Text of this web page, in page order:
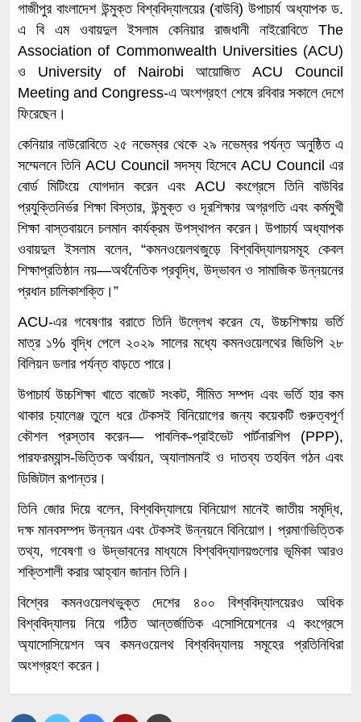
গাজীপুর বাংলাদেশ উন্মুক্ত বিশ্ববিদ্যালয়ের (বাউবি) উপাচার্য অধ্যাপক ড.
এ বি এম ওবায়দুল ইসলাম কেনিয়ার রাজধানী নাইরোবিতে The
Association of Commonwealth Universities (ACU)
ও University of Nairobi আয়োজিত ACU Council
Meeting and Congress-এ অংশগ্রহণ শেষে রবিবার সকালে দেশে
ফিরেছেন।
কেনিয়ার নাউরোবিতে ২৫ নভেম্বর থেকে ২৯ নভেম্বর পর্যন্ত অনুষ্ঠিত এ
সম্মেলনে তিনি ACU Council সদস্য হিসেবে ACU Council এর
বোর্ড মিটিংয়ে যোগদান করেন এবং ACU কংগ্রেসে তিনি বাউবির
প্রযুক্তিনির্ভর শিক্ষা বিস্তার, উন্মুক্ত ও দূরশিক্ষার অগ্রগতি এবং কর্মমুখী
শিক্ষা বাস্তবায়নে চলমান কার্যক্রম উপস্থাপন করেন। উপাচার্য অধ্যাপক
ওবায়দুল ইসলাম বলেন, “কমনওয়েলথজুড়ে বিশ্ববিদ্যালয়সমূহ কেবল
শিক্ষাপ্রতিষ্ঠান নয়—অর্থনৈতিক প্রবৃদ্ধি, উদ্ভাবন ও সামাজিক উন্নয়নের
প্রধান চালিকাশক্তি।”
ACU-এর গবেষণার বরাতে তিনি উল্লেখ করেন যে, উচ্চশিক্ষায় ভর্তি
মাত্র ১% বৃদ্ধি পেলে ২০২৯ সালের মধ্যে কমনওয়েলথের জিডিপি ২৮
বিলিয়ন ডলার পর্যন্ত বাড়তে পারে।
উপাচার্য উচ্চশিক্ষা খাতে বাজেট সংকট, সীমিত সম্পদ এবং ভর্তি হার কম
থাকার চ্যালেঞ্জ তুলে ধরে টেকসই বিনিয়োগের জন্য কয়েকটি গুরুত্বপূর্ণ
কৌশল প্রস্তাব করেন— পাবলিক-প্রাইভেট পার্টনারশিপ (PPP),
পারফরম্যান্স-ভিত্তিক অর্থায়ন, অ্যালামনাই ও দাতব্য তহবিল গঠন এবং
ডিজিটাল রূপান্তর।
তিনি জোর দিয়ে বলেন, বিশ্ববিদ্যালয়ে বিনিয়োগ মানেই জাতীয় সমৃদ্ধি,
দক্ষ মানবসম্পদ উন্নয়ন এবং টেকসই উন্নয়নে বিনিয়োগ। প্রমাণভিত্তিক
তথ্য, গবেষণা ও উদ্ভাবনের মাধ্যমে বিশ্ববিদ্যালয়গুলোর ভূমিকা আরও
শক্তিশালী করার আহ্বান জানান তিনি।
বিশ্বের কমনওয়েলথভুক্ত দেশের ৪০০ বিশ্ববিদ্যালয়েরও অধিক
বিশ্ববিদ্যালয় নিয়ে গঠিত আন্তর্জাতিক এসোসিয়েশনের এ কংগ্রেসে
অ্যাসোসিয়েশন অব কমনওয়েলথ বিশ্ববিদ্যালয় সমূহের প্রতিনিধিরা
অংশগ্রহণ করেন।